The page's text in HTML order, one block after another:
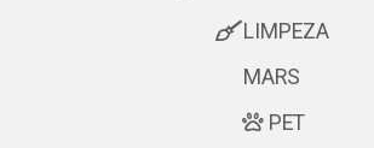
LIMPEZA
MARS
PET